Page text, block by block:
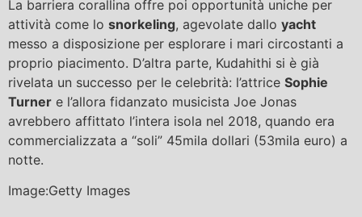
La barriera corallina offre poi opportunità uniche per
attività come lo snorkeling, agevolate dallo yacht
messo a disposizione per esplorare i mari circostanti a
proprio piacimento. D’altra parte, Kudahithi si è già
rivelata un successo per le celebrità: l’attrice Sophie
Turner e l’allora fidanzato musicista Joe Jonas
avrebbero affittato l’intera isola nel 2018, quando era
commercializzata a “soli” 45mila dollari (53mila euro) a
notte.
Image:Getty Images